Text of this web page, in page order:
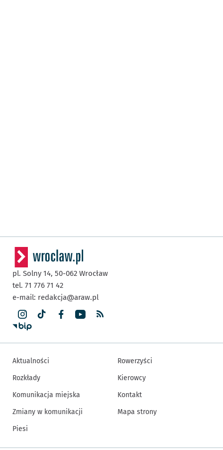
pl. Solny 14, 50-062 Wrocław
tel. 71 776 71 42
e-mail: redakcja@araw.pl
Aktualności
Rozkłady
Komunikacja miejska
Zmiany w komunikacji
Piesi
Rowerzyści
Kierowcy
Kontakt
Mapa strony